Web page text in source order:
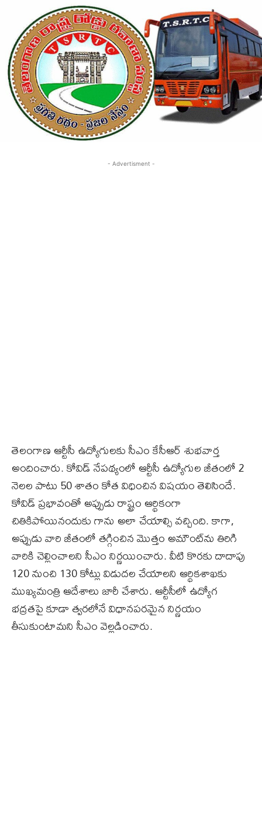
- Advertisment -
తెలంగాణ ఆర్టీసీ ఉద్యోగులకు సీఎం కేసీఆర్‌ శుభవార్త
అందించారు. కోవిడ్ నేపథ్యంలో ఆర్టీసీ ఉద్యోగుల జీతంలో 2
నెలల పాటు 50 శాతం కోత విధించిన విషయం తెలిసిందే.
కోవిడ్‌ ప్రభావంతో అప్పుడు రాష్ట్రం ఆర్థికంగా
చితికిపోయినందుకు గాను అలా చేయాల్సి వచ్చింది. కాగా,
అప్పుడు వారి జీతంలో తగ్గించిన మొత్తం అమౌంట్‌ను తిరిగి
వారికి చెల్లించాలని సీఎం నిర్ణయించారు. వీటి కొరకు దాదాపు
120 నుంచి 130 కోట్లు విడుదల చేయాలని ఆర్థికశాఖకు
ముఖ్యమంత్రి ఆదేశాలు జారీ చేశారు. ఆర్టీసీలో ఉద్యోగ
భద్రతపై కూడా త్వరలోనే విధానపరమైన నిర్ణయం
తీసుకుంటామని సీఎం వెల్లడించారు.